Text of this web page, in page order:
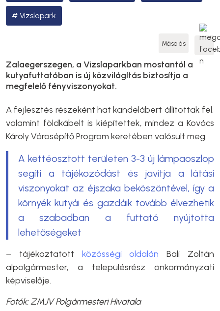
Vizslapark
Másolás
Zalaegerszegen, a Vizslaparkban mostantól a
kutyafuttatóban is új közvilágítás biztosítja a
megfelelő fényviszonyokat.
A fejlesztés részeként hat kandelábert állítottak fel,
valamint földkábelt is kiépítettek, mindez a Kovács
Károly Városépítő Program keretében valósult meg.
A kettéosztott területen 3-3 új lámpaoszlop
segíti a tájékozódást és javítja a látási
viszonyokat az éjszaka beköszöntével, így a
környék kutyái és gazdáik tovább élvezhetik
a szabadban a futtató nyújtotta
lehetőségeket
– tájékoztatott közösségi oldalán Bali Zoltán
alpolgármester, a településrész önkormányzati
képviselője.
Fotók: ZMJV Polgármesteri Hivatala